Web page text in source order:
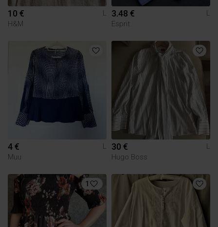
10 €
L
H&M
3.48 €
L
Esprit
4 €
L
Muu
30 €
L
Hugo Boss
1